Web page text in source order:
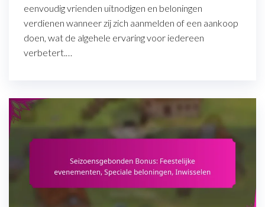
eenvoudig vrienden uitnodigen en beloningen
verdienen wanneer zij zich aanmelden of een aankoop
doen, wat de algehele ervaring voor iedereen
verbetert.…